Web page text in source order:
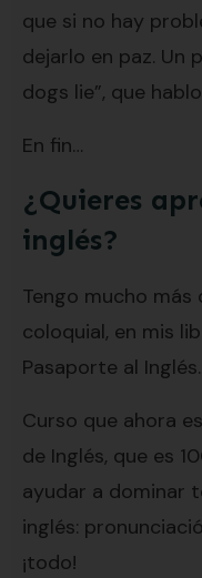
que si no hay
dejarlo en paz. Un
dogs lie”, que
En fin…
¿Quieres
inglés?
Tengo mucho más
coloquial, en mis
Pasaporte al
Curso que ahora
de Inglés, que es
ayudar a dominar
inglés:
¡todo!